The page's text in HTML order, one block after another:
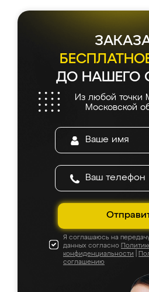
ДО НАШЕГО
Из любой точки
Московской
Я соглашаюсь на
данных согласно
конфиденциальности
соглашению